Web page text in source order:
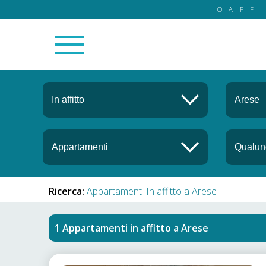
Ricerca: Appartamenti In affitto a Arese
Appartamenti in affitto a Arese